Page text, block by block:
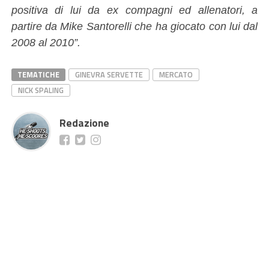
positiva di lui da ex compagni ed allenatori, a
partire da Mike Santorelli che ha giocato con lui dal
2008 al 2010”.
TEMATICHE GINEVRA SERVETTE
MERCATO
NICK SPALING
Redazione